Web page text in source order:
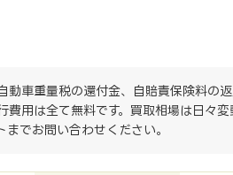
動車重量税の還付金、自賠責保険料の
費用は全て無料です。買取相場は日々
までお問い合わせください。